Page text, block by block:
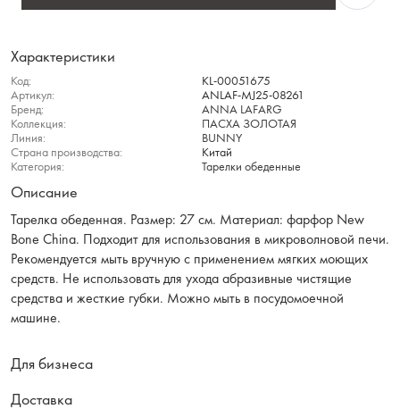
Характеристики
Код:
KL-00051675
Артикул:
ANLAF-MJ25-08261
Бренд:
ANNA LAFARG
Коллекция:
ПАСХА ЗОЛОТАЯ
Линия:
BUNNY
Страна производства:
Китай
Категория:
Тарелки обеденные
Описание
Тарелка обеденная. Размер: 27 см. Материал: фарфор New
Bone China. Подходит для использования в микроволновой печи.
Рекомендуется мыть вручную с применением мягких моющих
средств. Не использовать для ухода абразивные чистящие
средства и жесткие губки. Можно мыть в посудомоечной
машине.
Для бизнеса
Доставка